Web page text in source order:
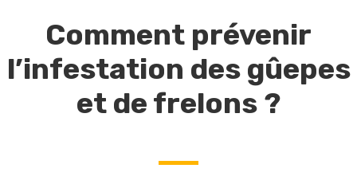
Comment prévenir
l’infestation des gûepes
et de frelons ?